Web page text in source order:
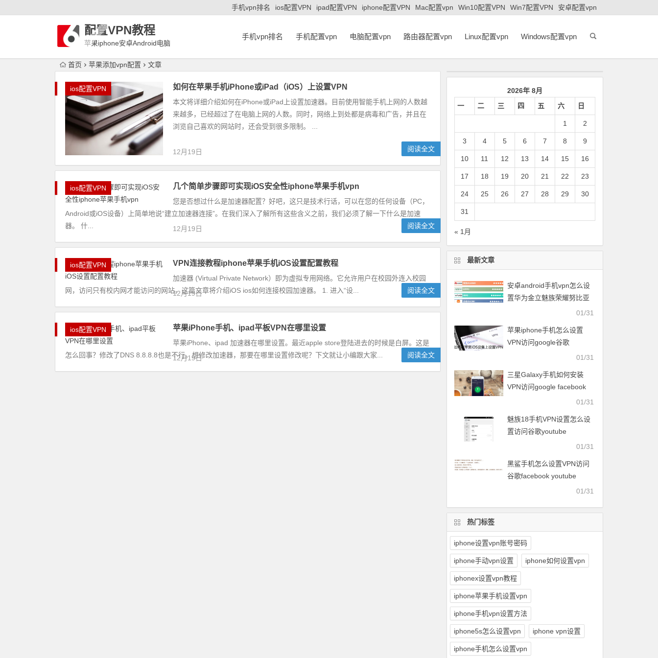
手机vpn排名 ios配置VPN ipad配置VPN iphone配置VPN Mac配置vpn Win10配置VPN Win7配置VPN 安卓配置vpn
配置VPN教程
苹果iphone安卓Android电脑
手机vpn排名 手机配置vpn 电脑配置vpn 路由器配置vpn Linux配置vpn Windows配置vpn
首页 苹果添加vpn配置 文章
ios配置VPN 如何在苹果手机iPhone或iPad（iOS）上设置VPN
本文将详细介绍如何在iPhone或iPad上设置加速器。目前使用智能手机上网的人数越
来越多，已经超过了在电脑上网的人数。同时，网络上到处都是病毒和广告，并且在
浏览自己喜欢的网站时，还会受到很多限制。 ...
12月19日 阅读全文
ios配置VPN 几个简单步骤即可实现iOS安全性iphone苹果手机vpn
您是否想过什么是加速器配置？好吧，这只是技术行话，可以在您的任何设备（PC，
Android或iOS设备）上简单地说“建立加速器连接”。在我们深入了解所有这些含义之前，我们必须了解一下什么是加速
器。 什...
12月19日 阅读全文
ios配置VPN VPN连接教程iphone苹果手机iOS设置配置教程
加速器 (Virtual Private Network）即为虚拟专用网络。它允许用户在校园外连入校园
网，访问只有校内网才能访问的网站，这篇文章将介绍iOS ios如何连接校园加速器。 1. 进入“设...
12月19日 阅读全文
ios配置VPN 苹果iPhone手机、ipad平板VPN在哪里设置
苹果iPhone、ipad 加速器在哪里设置。最近apple store登陆进去的时候是白屏。这是
怎么回事？修改了DNS 8.8.8.8也是不行。想修改加速器，那要在哪里设置修改呢？下文就让小编跟大家...
12月19日 阅读全文
2026年 8月
一
二 三 四 五 六 日
1 2
3 4 5 6 7 8 9
10 11 12 13 14 15 16
17 18 19 20 21 22 23
24 25 26 27 28 29 30
31
« 1月
最新文章
安卓android手机vpn怎么设
置华为金立魅族荣耀努比亚
一加vivo小米OPPO中兴联想
01/31
苹果iphone手机怎么设置
VPN访问google谷歌
01/31
三星Galaxy手机如何安装
VPN访问google facebook
01/31
魅族18手机VPN设置怎么设
置访问谷歌youtube
01/31
黑鲨手机怎么设置VPN访问
谷歌facebook youtube
01/31
热门标签
iphone设置vpn账号密码
iphone手动vpn设置 iphone如何设置vpn
iphonex设置vpn教程
iphone苹果手机设置vpn
iphone手机vpn设置方法
iphone5s怎么设置vpn iphone vpn设置
iphone手机怎么设置vpn